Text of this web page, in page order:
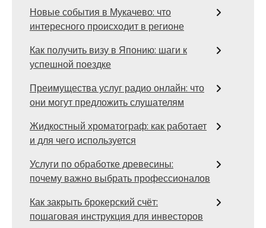
Новые события в Мукачево: что
интересного происходит в регионе
Как получить визу в Японию: шаги к
успешной поездке
Преимущества услуг радио онлайн: что
они могут предложить слушателям
Жидкостный хроматограф: как работает
и для чего используется
Услуги по обработке древесины:
почему важно выбрать профессионалов
Как закрыть брокерский счёт:
пошаговая инструкция для инвесторов